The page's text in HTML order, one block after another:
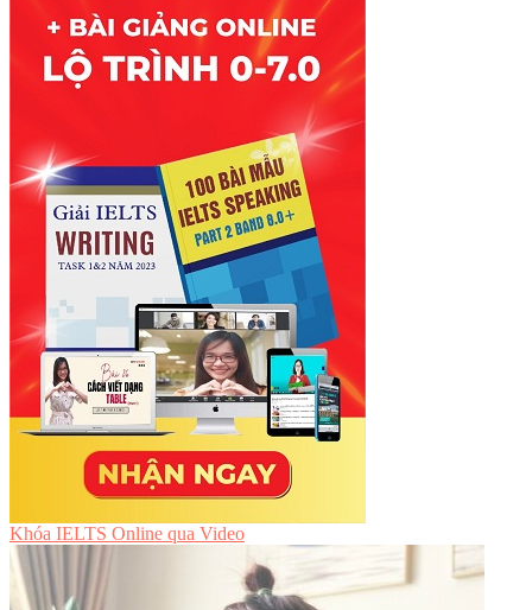
Khóa IELTS Online qua Video